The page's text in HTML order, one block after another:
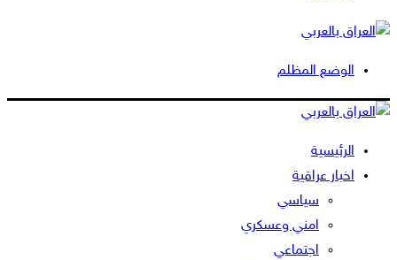
الوضع المظلم
الرئيسية
اخبار عراقية
سياسي
امني وعسكري
اجتماعي